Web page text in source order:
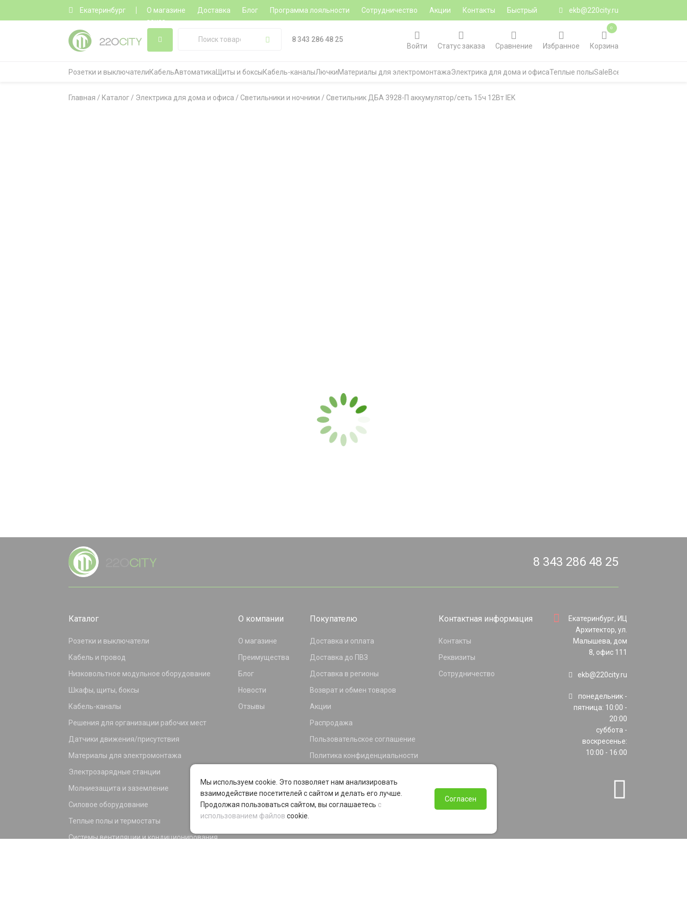
Екатеринбург О магазине Доставка Блог Программа лояльности Сотрудничество Акции Контакты
Быстрый
заказ
ekb@220city.ru
8 343 286 48 25
Войти
Статус заказа Сравнение Избранное Корзина
0
Розетки и выключателиКабельАвтоматика Щиты и боксыКабель-каналыЛючкиМатериалы для электромонтажаЭлектрика для дома и офисаТеплые полыSaleВсе категории
Главная / Каталог / Электрика для дома и офиса / Светильники и ночники / Светильник ДБА 3928-П аккумулятор/сеть 15ч 12Вт IEK
8 343 286 48 25
Каталог
Розетки и выключатели
Кабель и провод
Низковольтное модульное оборудование
Шкафы, щиты, боксы
Кабель-каналы
Решения для организации рабочих мест
Датчики движения/присутствия
Материалы для электромонтажа
Электрозарядные станции
Молниезащита и заземление
Силовое оборудование
Теплые полы и термостаты
Системы вентиляции и кондиционирования
О компании
О магазине
Преимущества
Блог
Новости
Отзывы
Покупателю
Доставка и оплата
Доставка до ПВЗ
Доставка в регионы
Возврат и обмен товаров
Акции
Распродажа
Пользовательское соглашение
Политика конфиденциальности
Программа лояльности
Контактная информация
Контакты
Реквизиты
Сотрудничество
Екатеринбург, ИЦ
Архитектор, ул.
Малышева, дом
8, офис 111
ekb@220city.ru
понедельник -
пятница: 10:00 -
20:00
суббота -
воскресенье:
10:00 - 16:00
Мы используем cookie. Это позволяет нам анализировать
взаимодействие посетителей с сайтом и делать его лучше.
Продолжая пользоваться сайтом, вы соглашаетесь с
использованием файлов cookie.
Согласен